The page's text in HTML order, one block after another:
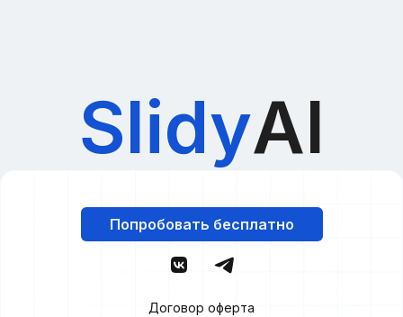
SlidyAI
Попробовать бесплатно
Договор оферта